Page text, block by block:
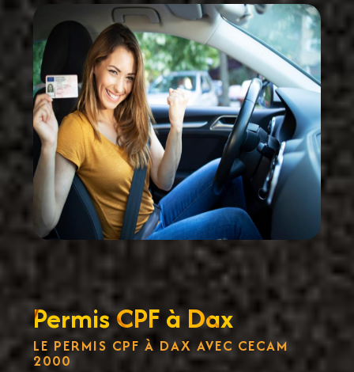
Permis CPF à Dax
LE PERMIS CPF À DAX AVEC CECAM
2000